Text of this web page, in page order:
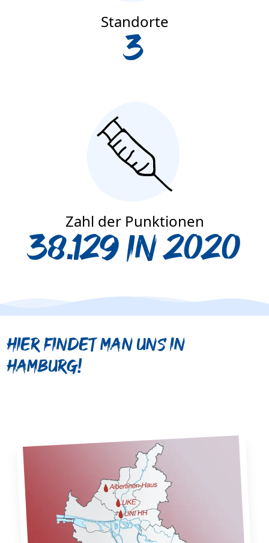
Standorte
3
Zahl der Punktionen
38.129 in 2020
Hier findet man uns in
Hamburg!